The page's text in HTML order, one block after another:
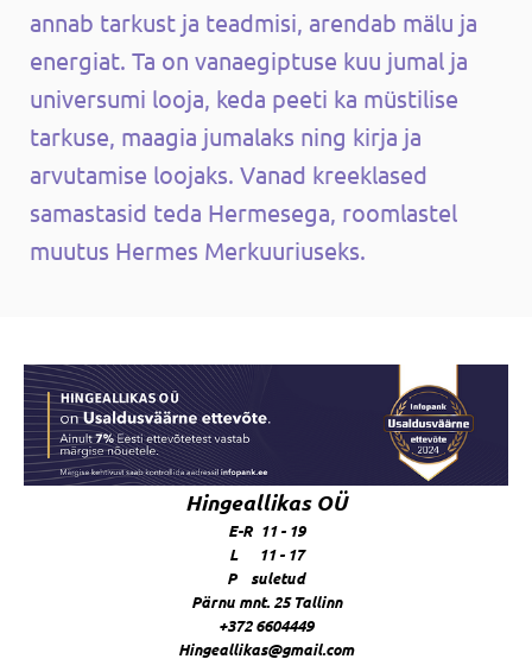
annab tarkust ja teadmisi, arendab mälu ja
energiat. Ta on vanaegiptuse kuu jumal ja
universumi looja, keda peeti ka müstilise
tarkuse, maagia jumalaks ning kirja ja
arvutamise loojaks. Vanad kreeklased
samastasid teda Hermesega, roomlastel
muutus Hermes Merkuuriuseks.
Hingeallikas OÜ
E-R 11 - 19
L 11 - 17
P suletud
Pärnu mnt. 25 Tallinn
+372 6604449
Hingeallikas@gmail.com